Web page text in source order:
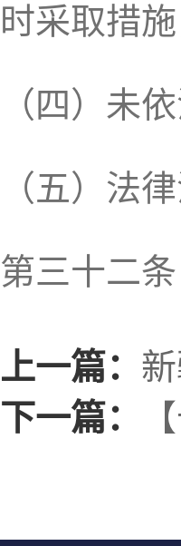
时采取措
（四）未
（五）法
第三十二
上一篇：
下一篇：